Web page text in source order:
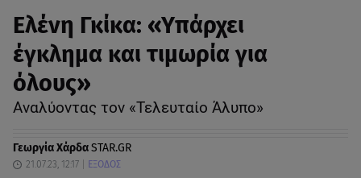
Ελένη Γκίκα: «Υπάρχει
έγκλημα και τιμωρία για
όλους»
Αναλύοντας τον «Τελευταίο Άλυπο»
Γεωργία ΧάρδαSTAR.GR
21.07.23, 12:17 ΕΞΟΔΟΣ